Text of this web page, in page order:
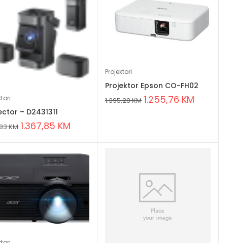
– D2431311
KM 1.367,85 KM
Projektori
Projektor Epson CO-FH02
1.395,28KM 1.255,76 KM